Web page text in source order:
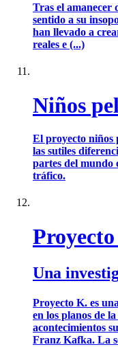
Tras el amanecer
sentido a su
han llevado a
reales e (...)
Niños
El proyecto niños
las sutiles
partes del mundo
tráfico.
Una
Proyecto K. es
en los planos de
acontecimientos
Franz Kafka. La